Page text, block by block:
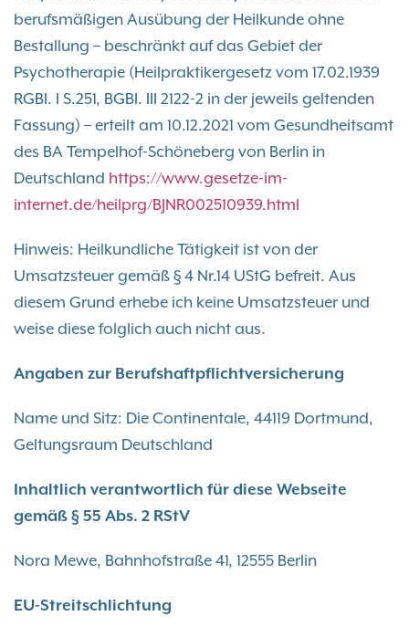
berufsmäßigen Ausübung der Heilkunde ohne
Bestallung – beschränkt auf das Gebiet der
Psychotherapie (Heilpraktikergesetz vom 17.02.1939
RGBI. I S.251, BGBI. III 2122-2 in der jeweils geltenden
Fassung) – erteilt am 10.12.2021 vom Gesundheitsamt
des BA Tempelhof-Schöneberg von Berlin in
Deutschland https://www.gesetze-im-
internet.de/heilprg/BJNR002510939.html
Hinweis: Heilkundliche Tätigkeit ist von der
Umsatzsteuer gemäß § 4 Nr.14 UStG befreit. Aus
diesem Grund erhebe ich keine Umsatzsteuer und
weise diese folglich auch nicht aus.
Angaben zur Berufshaftpflichtversicherung
Name und Sitz: Die Continentale, 44119 Dortmund,
Geltungsraum Deutschland
Inhaltlich verantwortlich für diese Webseite
gemäß § 55 Abs. 2 RStV
Nora Mewe, Bahnhofstraße 41, 12555 Berlin
EU-Streitschlichtung